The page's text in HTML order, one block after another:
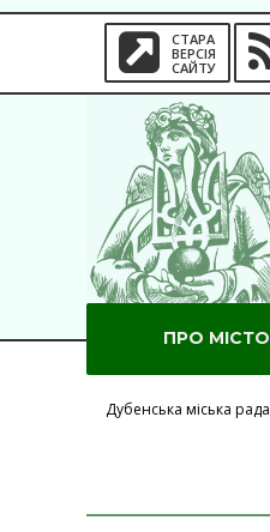
СТАРА
ВЕРСІЯ
САЙТУ
ПРО МІСТО
Дубенська міська рада